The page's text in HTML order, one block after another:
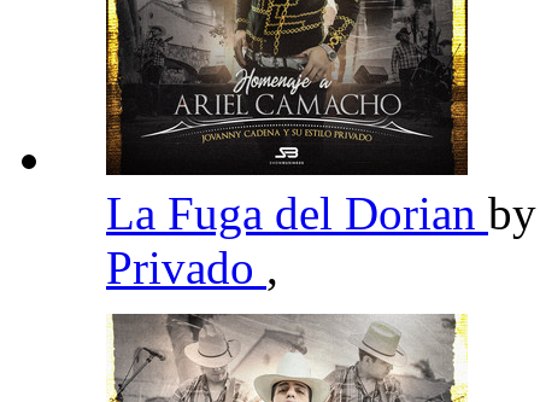
La Fuga del Dorian
Privado ,